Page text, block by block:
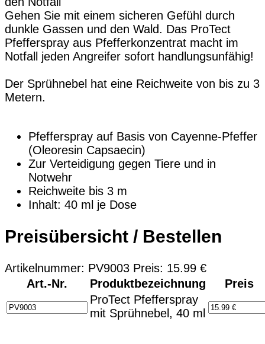
Gehen Sie mit einem sicheren Gefühl durch
dunkle Gassen und den Wald. Das ProTect
Pfefferspray aus Pfefferkonzentrat macht im
Notfall jeden Angreifer sofort handlungsunfähig!
Der Sprühnebel hat eine Reichweite von bis zu 3
Metern.
Pfefferspray auf Basis von Cayenne-Pfeffer
(Oleoresin Capsaecin)
Zur Verteidigung gegen Tiere und in
Notwehr
Reichweite bis 3 m
Inhalt: 40 ml je Dose
Preisübersicht / Bestellen
Artikelnummer: PV9003 Preis: 15.99 €
Art.-Nr.
Produktbezeichnung
Preis
ProTect Pfefferspray
mit Sprühnebel, 40 ml